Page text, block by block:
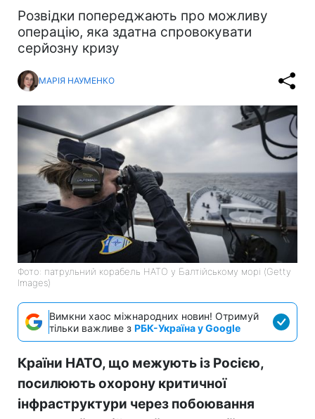
Розвідки попереджають про можливу
операцію, яка здатна спровокувати
серйозну кризу
МАРІЯ НАУМЕНКО
Фото: патрульний корабель НАТО у Балтійському морі (Getty
Images)
Вимкни хаос міжнародних новин! Отримуй
тільки важливе з РБК-Україна у Google
Країни НАТО, що межують із Росією,
посилюють охорону критичної
інфраструктури через побоювання